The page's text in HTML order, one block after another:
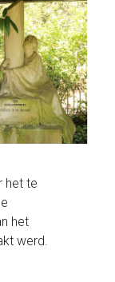
het te
het
werd.